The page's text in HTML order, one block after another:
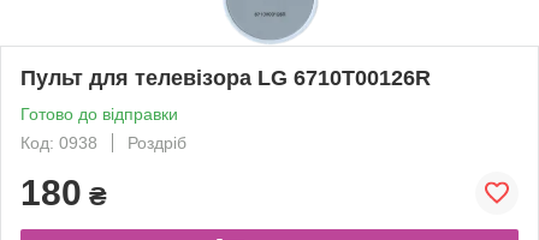
Пульт для телевізора LG 6710T00126R
Готово до відправки
Код: 0938
Роздріб
180 ₴